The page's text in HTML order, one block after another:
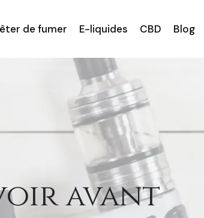
de fumer E-liquides CBD Blog
avant